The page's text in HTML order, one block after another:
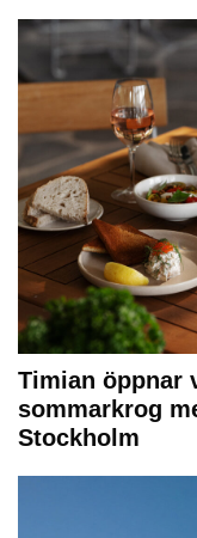
Timian öppnar
sommarkrog
Stockholm